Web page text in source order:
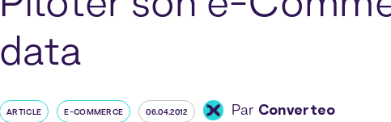
data
ARTICLE E-COMMERCE 06.04.2012 Par Converteo